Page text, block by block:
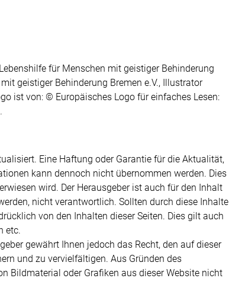
für Menschen mit geistiger Behinderung
geistiger Behinderung Bremen e.V., Illustrator
ist von: © Europäisches Logo für einfaches Lesen:
.
Eine Haftung oder Garantie für die Aktualität,
kann dennoch nicht übernommen werden. Dies
wird. Der Herausgeber ist auch für den Inhalt
nicht verantwortlich. Sollten durch diese Inhalte
von den Inhalten dieser Seiten. Dies gilt auch
etc.
gewährt Ihnen jedoch das Recht, den auf dieser
und zu vervielfältigen. Aus Gründen des
Bildmaterial oder Grafiken aus dieser Website nicht